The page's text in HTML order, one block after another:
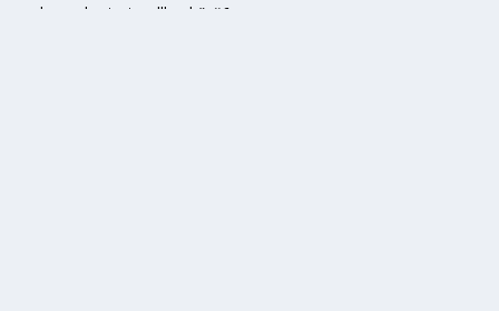
speedezy_ob_start_callback() #6